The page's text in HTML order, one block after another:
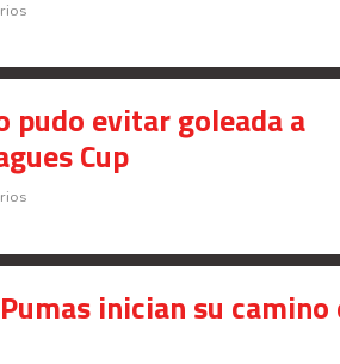
pudo evitar goleada a
Cup
inician su camino